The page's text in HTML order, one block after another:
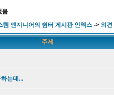
음
템 엔지니어의 쉼터 게시판 인덱스 -> 의견
주제
는데...